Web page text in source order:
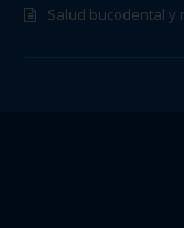
Salud bucodental y